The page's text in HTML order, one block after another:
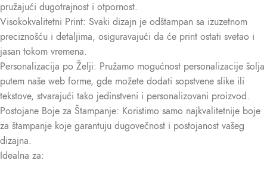
pružajući dugotrajnost i otpornost.
Visokokvalitetni Print: Svaki dizajn je odštampan sa izuzetnom
preciznošću i detaljima, osiguravajući da će print ostati svetao i
jasan tokom vremena.
Personalizacija po Želji: Pružamo mogućnost personalizacije šolja
putem naše web forme, gde možete dodati sopstvene slike ili
tekstove, stvarajući tako jedinstveni i personalizovani proizvod.
Postojane Boje za Štampanje: Koristimo samo najkvalitetnije boje
za štampanje koje garantuju dugovečnost i postojanost vašeg
dizajna.
Idealna za: